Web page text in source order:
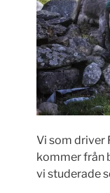
Vi som driver
kommer från
vi studerade